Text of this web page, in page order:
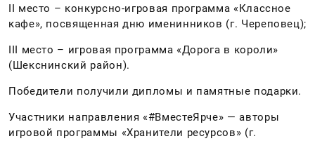
II место – конкурсно-игровая программа «Классное
кафе», посвященная дню именинников (г. Череповец);
III место – игровая программа «Дорога в короли»
(Шекснинский район).
Победители получили дипломы и памятные подарки.
Участники направления «#ВместеЯрче» — авторы
игровой программы «Хранители ресурсов» (г.